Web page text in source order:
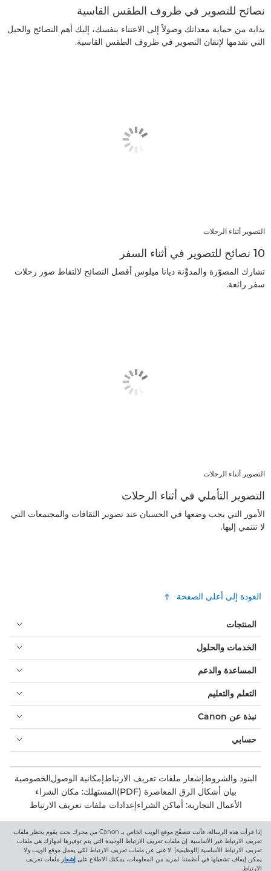
نصائح للتصوير في ظروف الطقس القاسية
بداية من حماية معداتك وصولاً إلى الاعتناء بنفسك، إليك أهم النصائح والحيل
التي نقدمها لإتقان التصوير في ظروف الطقس القاسية.
التصوير أثناء الرحلات
10 نصائح للتصوير في أثناء السفر
تشارك المصوّرة والمدوِّنة ديانا ميلوس أفضل النصائح لالتقاط صور رحلات
سفر رائعة.
التصوير أثناء الرحلات
التصوير التأملي في أثناء الرحلات
الأمور التي يجب وضعها في الحسبان عند تصوير الثقافات والمجتمعات التي
لا تنتمي إليها.
إذا قرأت هذه الرسالة، فأنت تتصفّح موقع الويب الخاص بـ Canon من محرك بحث يقوم بحظر ملفات
تعريف الارتباط غير الأساسية. إن ملفات تعريف الارتباط الوحيدة التي يتم توفيرها لجهازك هي ملفات
تعريف الارتباط الأساسية (الوظيفية). لا غنى عن ملفات تعريف الارتباط لكي يعمل موقع الويب ولا
يمكن إيقاف تشغيلها في أنظمتنا. لمزيد من المعلومات، يمكنك الاطلاع على إشعار ملفات تعريف
الارتباط.
العودة إلى أعلى الصفحة
المنتجات
الخدمات والحلول
المساعدة والدعم
التعلم والتعليم
نبذة عن Canon
حسابي
البنود والشروطإشعار ملفات تعريف الارتباطإمكانية الوصولالخصوصية
بيان أشكال الرق المعاصرة (PDF)
المستهلك: مكان الشراء
الأعمال التجارية: أماكن الشراءإعدادات ملفات تعريف الارتباط
Canon Central and North Africa